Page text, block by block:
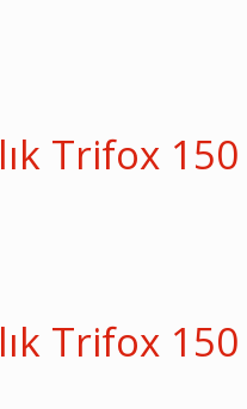
Trifox 150
Trifox 150